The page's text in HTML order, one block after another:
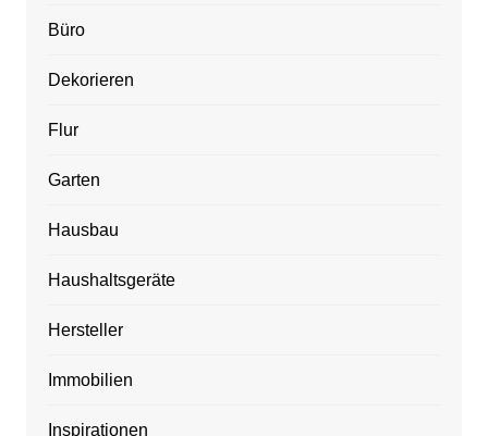
Büro
Dekorieren
Flur
Garten
Hausbau
Haushaltsgeräte
Hersteller
Immobilien
Inspirationen